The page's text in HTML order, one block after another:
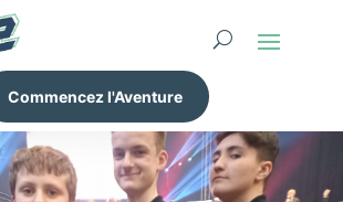
Commencez l'Aventure